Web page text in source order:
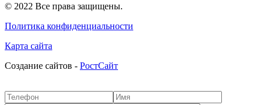
© 2022 Все права защищены.
Политика конфиденциальности
Карта сайта
Cоздание сайтов - РостСайт